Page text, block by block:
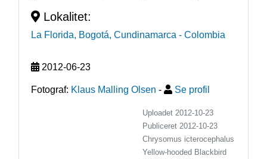
Lokalitet:
La Florida, Bogotá, Cundinamarca - Colombia
2012-06-23
Fotograf: Klaus Malling Olsen - Se profil
Uploadet 2012-10-23
Publiceret 2012-10-23
Chrysomus icterocephalus
Yellow-hooded Blackbird